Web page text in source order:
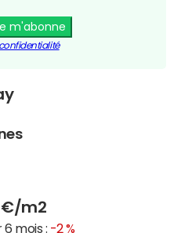
m'abonne
€/m2
6 mois : -2 %